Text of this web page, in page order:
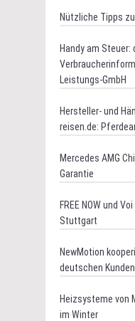
Nützliche Tipps
Handy am Steuer:
Leistungs-GmbH
Hersteller- und
reisen.de:
Mercedes AMG
Garantie
FREE NOW und
Stuttgart
NewMotion
deutschen
Heizsysteme von
im Winter